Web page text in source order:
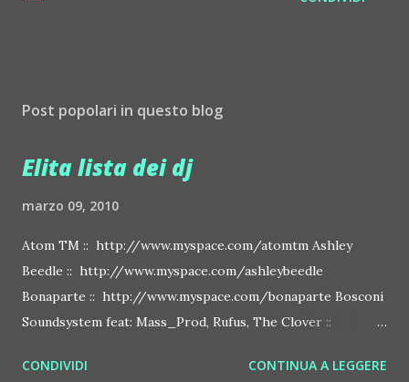
Post popolari in questo blog
Elita lista dei dj
marzo 09, 2010
Atom TM :: http://www.myspace.com/atomtm Ashley
Beedle :: http://www.myspace.com/ashleybeedle
Bonaparte :: http://www.myspace.com/bonaparte Bosconi
Soundsystem feat: Mass_Prod, Rufus, The Clover ::
http://www.myspace.com/benderbyetone Chapelier Fou ::
CONDIVIDI CONTINUA A LEGGERE